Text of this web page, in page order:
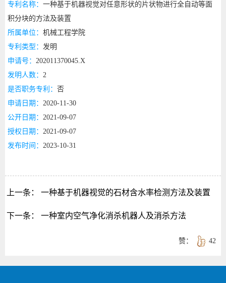
专利名称： 一种基于机器视觉对任意形状的片状物进行全自动等面
积分块的方法及装置
所属单位： 机械工程学院
专利类型： 发明
申请号： 202011370045.X
发明人数： 2
是否职务专利： 否
申请日期： 2020-11-30
公开日期： 2021-09-07
授权日期： 2021-09-07
发布时间： 2023-10-31
上一条： 一种基于机器视觉的石材含水率检测方法及装置
下一条： 一种室内空气净化消杀机器人及消杀方法
42
赞：